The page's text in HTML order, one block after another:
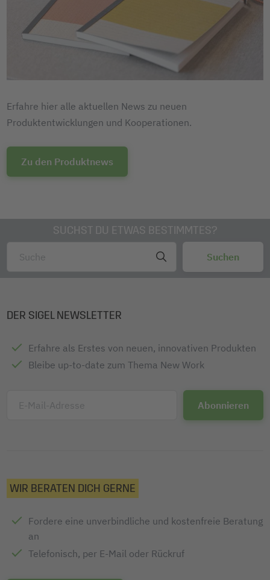
Erfahre hier alle aktuellen News zu neuen
Produktentwicklungen und Kooperationen.
Zu den Produktnews
SUCHST DU ETWAS BESTIMMTES?
DER SIGEL NEWSLETTER
Erfahre als Erstes von neuen, innovativen Produkten
Bleibe up-to-date zum Thema New Work
E-Mail-Adresse
WIR BERATEN DICH GERNE
Fordere eine unverbindliche und kostenfreie Beratung
an
Telefonisch, per E-Mail oder Rückruf